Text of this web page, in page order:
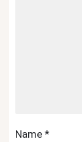
Name *